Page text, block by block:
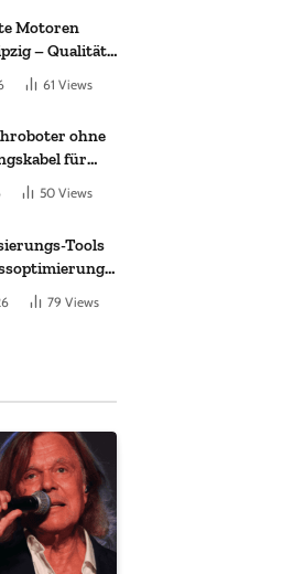
Motoren
– Qualität,
weltweite
Fokus
61 Views
ohne
für
Worauf es
500 m²
50 Views
Tools
Wichtige
auf die Sie
79 Views